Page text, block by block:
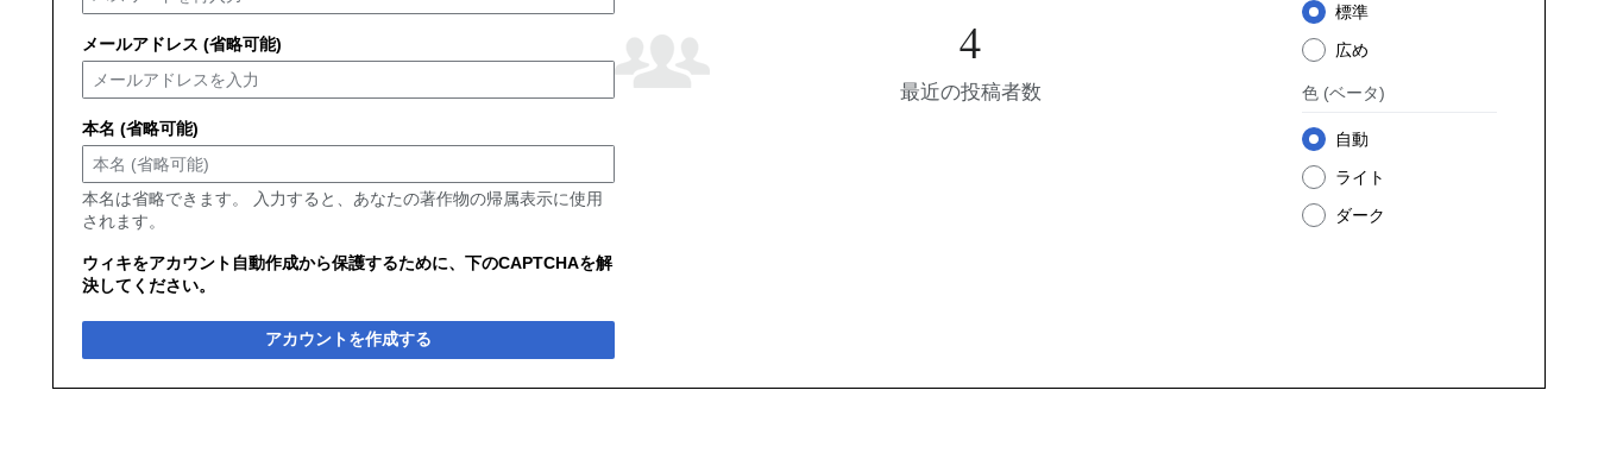
標準
広め
色 (ベータ)
自動
ライト
ダーク
メールアドレス (省略可能)
本名 (省略可能)
本名は省略できます。 入力すると、あなたの著作物の帰属表示に使用
されます。
ウィキをアカウント自動作成から保護するために、下のCAPTCHAを解
決してください。
アカウントを作成する
4
最近の投稿者数